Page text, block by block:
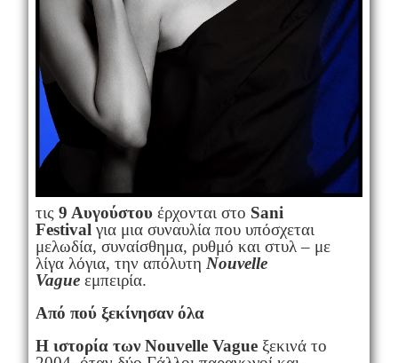
τις 9 Αυγούστουέρχονται στο Sani
Festival για μια συναυλία που υπόσχεται
μελωδία, συναίσθημα, ρυθμό και στυλ – με
λίγα λόγια, την απόλυτη Nouvelle
Vague εμπειρία.
Από πού ξεκίνησαν όλα
Η ιστορία των Nouvelle Vagueξεκινά το